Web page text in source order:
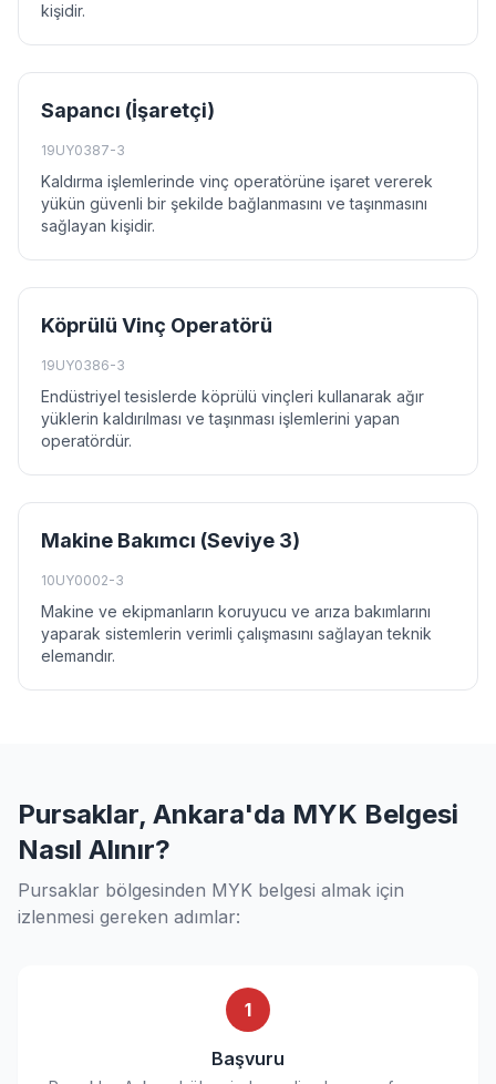
kişidir.
Sapancı (İşaretçi)
19UY0387-3
Kaldırma işlemlerinde vinç operatörüne işaret vererek
yükün güvenli bir şekilde bağlanmasını ve taşınmasını
sağlayan kişidir.
Köprülü Vinç Operatörü
19UY0386-3
Endüstriyel tesislerde köprülü vinçleri kullanarak ağır
yüklerin kaldırılması ve taşınması işlemlerini yapan
operatördür.
Makine Bakımcı (Seviye 3)
10UY0002-3
Makine ve ekipmanların koruyucu ve arıza bakımlarını
yaparak sistemlerin verimli çalışmasını sağlayan teknik
elemandır.
Pursaklar, Ankara'da MYK Belgesi
Nasıl Alınır?
Pursaklar bölgesinden MYK belgesi almak için
izlenmesi gereken adımlar:
1
Başvuru